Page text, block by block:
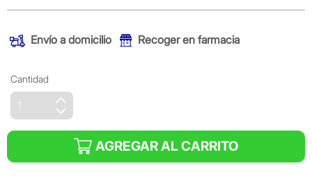
Envío a domicilio Recoger en farmacia
Cantidad
AGREGAR AL CARRITO